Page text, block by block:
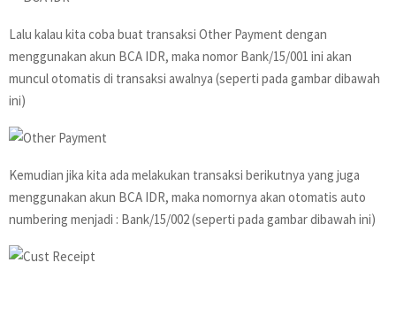
Lalu kalau kita coba buat transaksi Other Payment dengan
menggunakan akun BCA IDR, maka nomor Bank/15/001 ini akan
muncul otomatis di transaksi awalnya (seperti pada gambar dibawah
ini)
Kemudian jika kita ada melakukan transaksi berikutnya yang juga
menggunakan akun BCA IDR, maka nomornya akan otomatis auto
numbering menjadi : Bank/15/002 (seperti pada gambar dibawah ini)